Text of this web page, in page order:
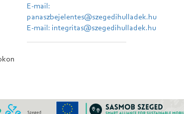
E-mail:
panaszbejelentes@szegedihulladek.hu
E-mail: integritas@szegedihulladek.hu